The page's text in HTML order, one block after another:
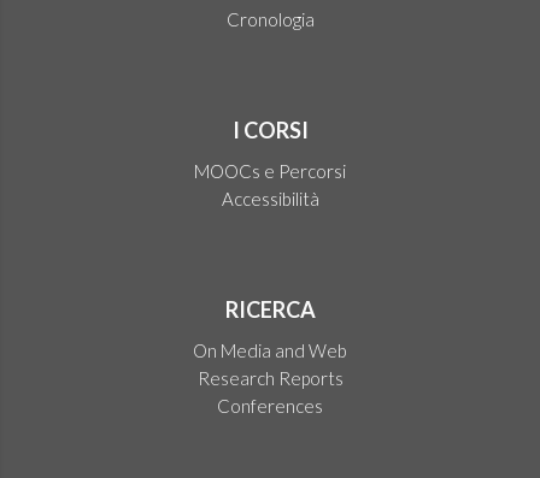
Cronologia
I CORSI
MOOCs e Percorsi
Accessibilità
RICERCA
On Media and Web
Research Reports
Conferences